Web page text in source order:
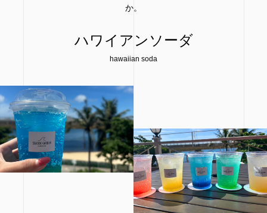
か。
ハワイアンソーダ
hawaiian soda